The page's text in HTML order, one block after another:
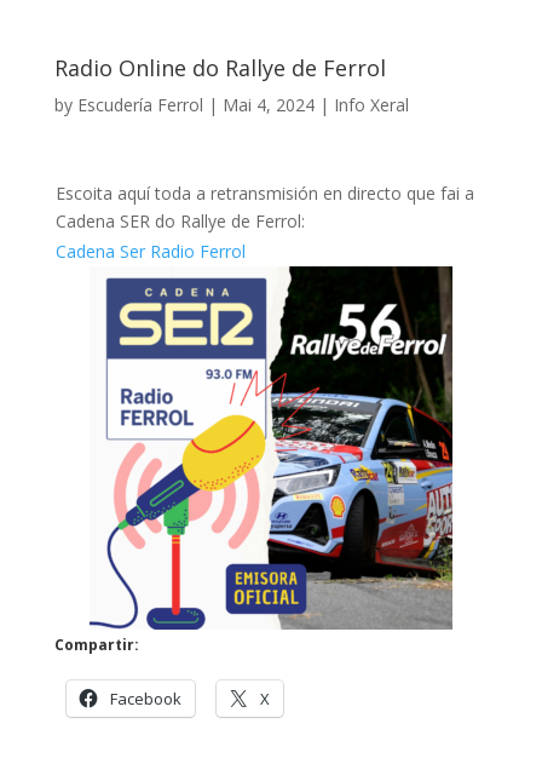
Radio Online do Rallye de Ferrol
by Escudería Ferrol | Mai 4, 2024| Info Xeral
Escoita aquí toda a retransmisión en directo que fai a
Cadena SER do Rallye de Ferrol:
Cadena Ser Radio Ferrol
Compartir:
Facebook X